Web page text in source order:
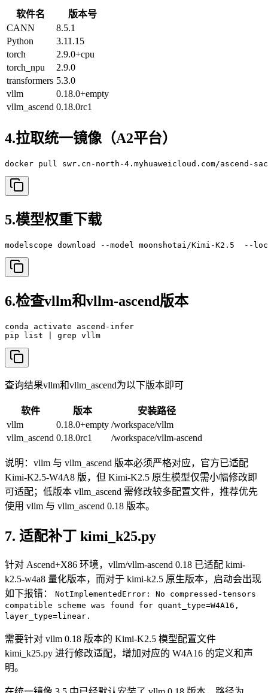
软件名
版本号
CANN
8.5.1
Python
3.11.15
torch
2.9.0+cpu
torch_npu
2.9.0
transformers 5.3.0
vllm
0.18.0+empty
vllm_ascend 0.18.0rc1
4.拉取统一镜像（A2平台）
docker pull swr.cn-north-4.myhuaweicloud.com/ascend-
5.模型权重下载
modelscope download --model moonshotai/Kimi-K2.5  --
6.检查vllm和vllm-ascend版本
conda activate ascend-infer
查询结果vllm和vllm_ascend为以下版本即可
软件 版本
安装路径
vllm
0.18.0+empty /workspace/vllm
vllm_ascend 0.18.0rc1 /workspace/vllm-ascend
说明：vllm 与 vllm_ascend 版本必须严格对应，官方已适配
Kimi-K2.5-W4A8 版，但 Kimi-K2.5 原生模型仅需小幅修改即
可适配；低版本 vllm_ascend 需修改较多配置文件，推荐优先
使用 vllm 与 vllm_ascend 0.18 版本。
7. 适配补丁 kimi_k25.py
针对 Ascend+X86 环境，vllm/vllm-ascend 0.18 已适配 kimi-
k2.5-w4a8 量化版本，而对于 kimi-k2.5 原生版本，启动会出现
如下报错： NotImplementedError: No compressed-tensors
compatible scheme was found for quant_type=W4A16,
layer_type=linear.
需要针对 vllm 0.18 版本的 Kimi-K2.5 模型配置文件
kimi_k25.py 进行修改适配，增加对应的 W4A16 的定义和声
明。